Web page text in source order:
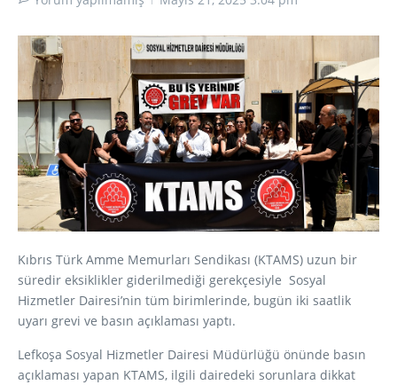
Kıbrıs Türk Amme Memurları Sendikası (KTAMS) uzun bir
süredir eksiklikler giderilmediği gerekçesiyle Sosyal
Hizmetler Dairesi’nin tüm birimlerinde, bugün iki saatlik
uyarı grevi ve basın açıklaması yaptı.
Lefkoşa Sosyal Hizmetler Dairesi Müdürlüğü önünde basın
açıklaması yapan KTAMS, ilgili dairedeki sorunlara dikkat